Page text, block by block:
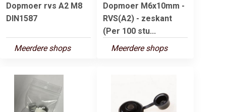
Dopmoer rvs A2 M8
DIN1587
Meerdere shops
Dopmoer M6x10mm -
RVS(A2) - zeskant
(Per 100 stu...
Meerdere shops